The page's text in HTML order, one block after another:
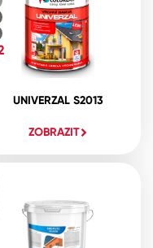
UNIVERZAL S2013
ZOBRAZIT